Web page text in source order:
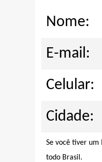
Nome:
E-mail:
Celular:
Cidade:
Se você tiver um
todo Brasil.